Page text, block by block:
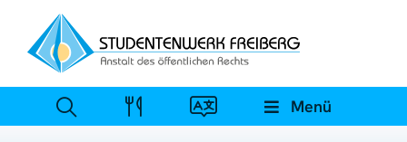
Inhalt
springen
Menü